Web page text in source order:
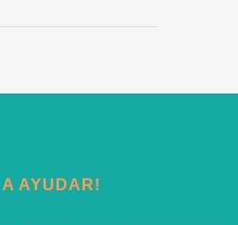
AYUDAR!